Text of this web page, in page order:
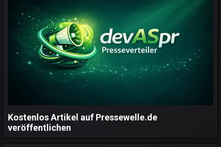
Kostenlos Artikel auf Pressewelle.de
veröffentlichen